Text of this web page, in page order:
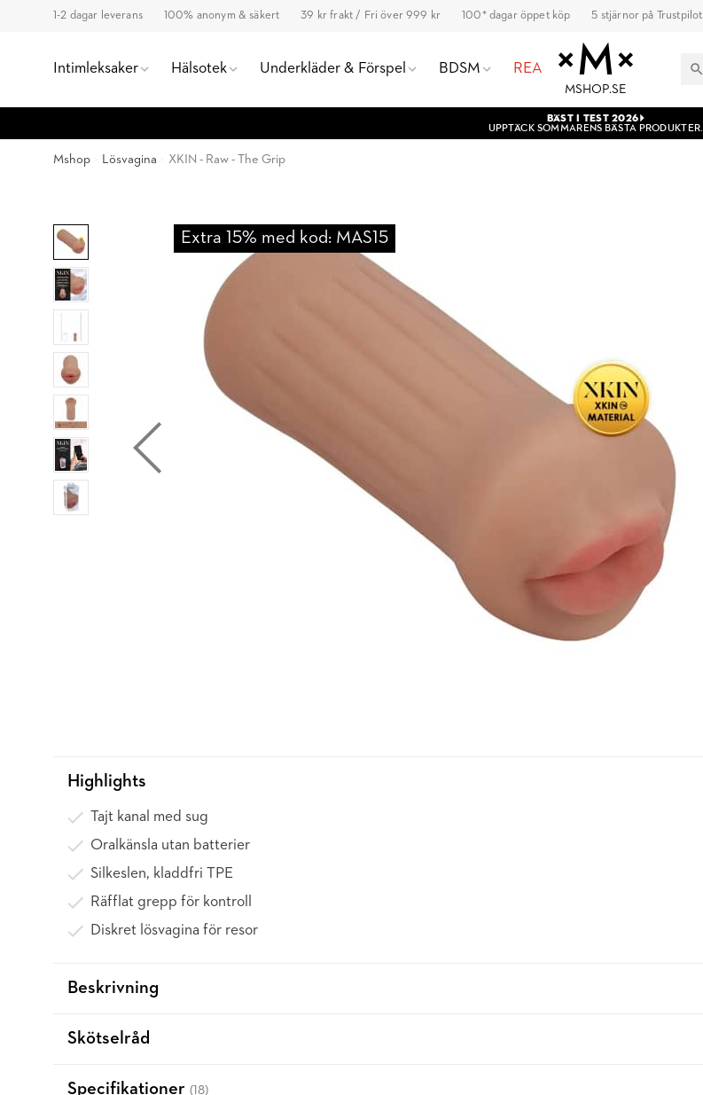
1-2 dagar leverans 100% anonym & säkert 39 kr frakt / Fri över 999 kr 100* dagar öppet köp 5 stjärnor på Trustpilot
Intimleksaker Hälsotek Underkläder & Förspel BDSM REA
MSHOP.SE
BÄST I TEST 2026
UPPTÄCK SOMMARENS BÄSTA PRODUKTER.
Mshop Lösvagina XKIN - Raw - The Grip
Extra 15% med kod: MAS15
Highlights
Tajt kanal med sug
Oralkänsla utan batterier
Silkeslen, kladdfri TPE
Räfflat grepp för kontroll
Diskret lösvagina för resor
Beskrivning
Skötselråd
Specifikationer (18)